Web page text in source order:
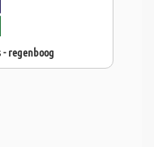
regenboog